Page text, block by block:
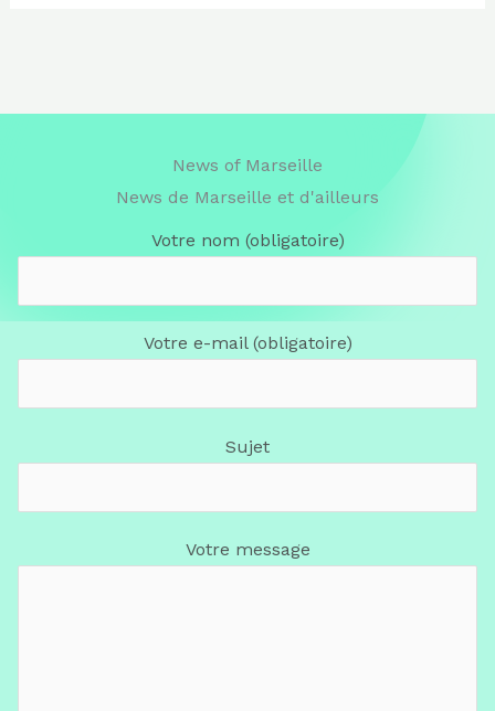
News of Marseille
News de Marseille et d'ailleurs
Votre nom (obligatoire)
Votre e-mail (obligatoire)
Sujet
Votre message